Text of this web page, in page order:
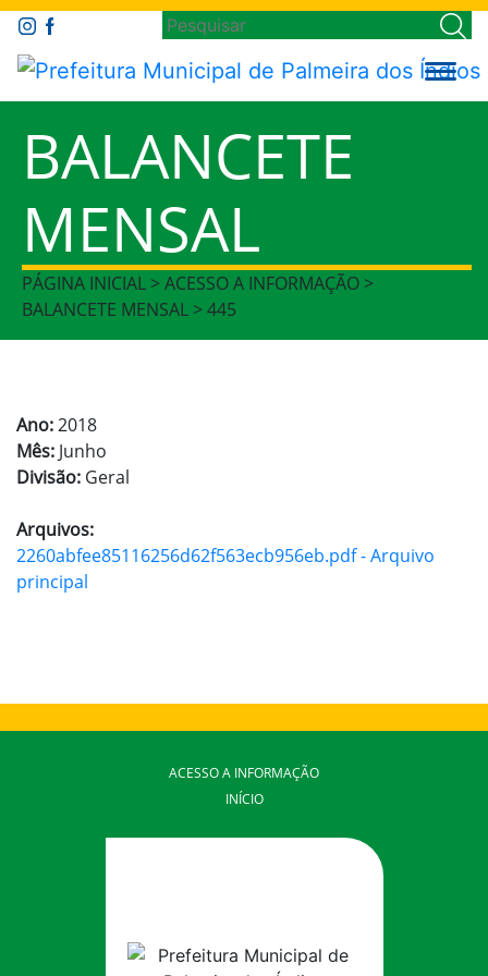
BALANCETE
MENSAL
PÁGINA INICIAL > ACESSO A INFORMAÇÃO >
BALANCETE MENSAL > 445
Ano:2018
Mês: Junho
Divisão: Geral
Arquivos:
2260abfee85116256d62f563ecb956eb.pdf - Arquivo
principal
ACESSO A INFORMAÇÃO
INÍCIO